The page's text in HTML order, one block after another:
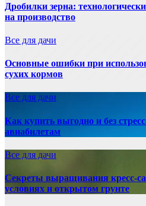
Дробилки зерна:
на производство
Все для дачи
Основные ошибки при
сухих кормов
Все для дачи
Как купить выгодно и без
авиабилетам
Все для дачи
Секреты выращивания кресс-
условиях и открытом грунте